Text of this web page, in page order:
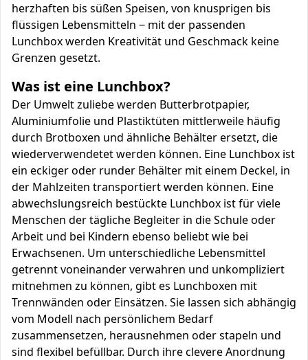
herzhaften bis süßen Speisen, von knusprigen bis
flüssigen Lebensmitteln ‒ mit der passenden
Lunchbox werden Kreativität und Geschmack keine
Grenzen gesetzt.
Was ist eine Lunchbox?
Der Umwelt zuliebe werden Butterbrotpapier,
Aluminiumfolie und Plastiktüten mittlerweile häufig
durch Brotboxen und ähnliche Behälter ersetzt, die
wiederverwendetet werden können. Eine Lunchbox ist
ein eckiger oder runder Behälter mit einem Deckel, in
der Mahlzeiten transportiert werden können. Eine
abwechslungsreich bestückte Lunchbox ist für viele
Menschen der tägliche Begleiter in die Schule oder
Arbeit und bei Kindern ebenso beliebt wie bei
Erwachsenen. Um unterschiedliche Lebensmittel
getrennt voneinander verwahren und unkompliziert
mitnehmen zu können, gibt es Lunchboxen mit
Trennwänden oder Einsätzen. Sie lassen sich abhängig
vom Modell nach persönlichem Bedarf
zusammensetzen, herausnehmen oder stapeln und
sind flexibel befüllbar. Durch ihre clevere Anordnung